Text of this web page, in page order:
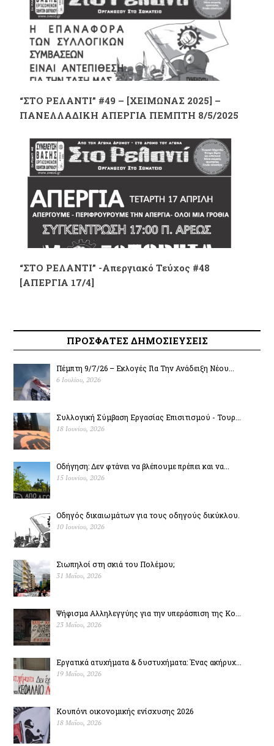
“ΣΤΟ ΡΕΛΑΝΤΙ” #49 – [ΧΕΙΜΩΝΑΣ 2025] –
ΠΑΝΕΛΛΑΔΙΚΗ ΑΠΕΡΓΙΑ ΠΕΜΠΤΗ 8/5/2025
“ΣΤΟ ΡΕΛΑΝΤΙ” -Απεργιακό Τεύχος #48
[ΑΠΕΡΓΙΑ 17/4]
ΠΡΟΣΦΑΤΕΣ ΔΗΜΟΣΙΕΥΣΕΙΣ
Πέμπτη 9/7/26 – Εκλογές Για Την Ανάδειξη Νέου...
6 Ιουλίου, 2026
Συλλογική Σύμβαση Εργασίας Επισιτισμού - Τουρ...
18 Ιουνίου, 2026
Οδήγηση: Δεν φτάνει να βλέπουμε πρέπει και να...
15 Ιουνίου, 2026
Οδηγός δικαιωμάτων για τους οδηγούς δικύκλου.
10 Ιουνίου, 2026
Σιωπηλοί στη σκιά του Πολέµου;
31 Μαΐου, 2026
Ψήφισμα Αλληλεγγύης για την υπεράσπιση της Κο...
23 Μαΐου, 2026
Εργατικά ατυχήματα & δυστυχήµατα: Ένας ακήρυχ...
19 Μαΐου, 2026
Κουπόνι οικονομικής ενίσχυσης 2026
18 Μαΐου, 2026